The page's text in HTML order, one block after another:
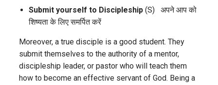
Submit yourself to Discipleship (S) अपने आप को
शिष्यता के लिए समर्पित करें
Moreover, a true disciple is a good student. They
submit themselves to the authority of a mentor,
discipleship leader, or pastor who will teach them
how to become an effective servant of God. Being a